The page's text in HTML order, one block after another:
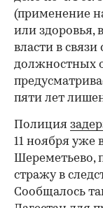
(применение
или здоровья,
власти в
должностных
пяти лет
Полиция
11 ноября уже
Шереметьево,
стражу в
Сообщалось